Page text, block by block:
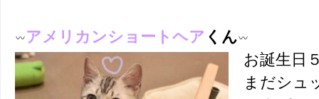
アメリカンショートヘア くん
お誕生日
まだシュ